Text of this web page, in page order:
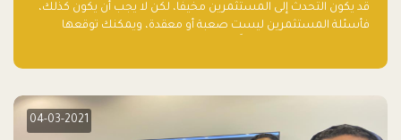
قد يكون التحدث إلى المستثمرين مخيفًا، لكن لا يجب أن يكون كذلك،
فأسئلة المستثمرين ليست صعبة أو معقدة، ويمكنك توقعها
04-03-2021